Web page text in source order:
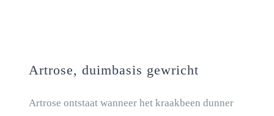
Artrose, duimbasis gewricht
Artrose ontstaat wanneer het kraakbeen dunner